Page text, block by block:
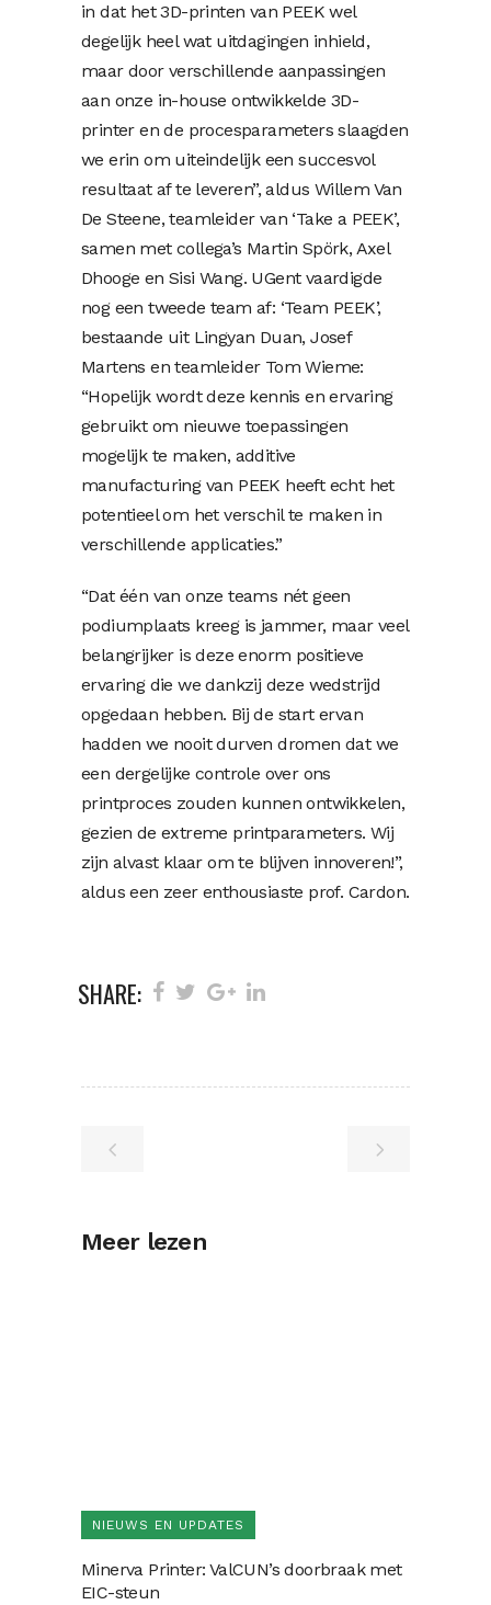
in dat het 3D-printen van PEEK wel
degelijk heel wat uitdagingen inhield,
maar door verschillende aanpassingen
aan onze in-house ontwikkelde 3D-
printer en de procesparameters slaagden
we erin om uiteindelijk een succesvol
resultaat af te leveren”, aldus Willem Van
De Steene, teamleider van ‘Take a PEEK’,
samen met collega’s Martin Spörk, Axel
Dhooge en Sisi Wang. UGent vaardigde
nog een tweede team af: ‘Team PEEK’,
bestaande uit Lingyan Duan, Josef
Martens en teamleider Tom Wieme:
“Hopelijk wordt deze kennis en ervaring
gebruikt om nieuwe toepassingen
mogelijk te maken, additive
manufacturing van PEEK heeft echt het
potentieel om het verschil te maken in
verschillende applicaties.”
“Dat één van onze teams nét geen
podiumplaats kreeg is jammer, maar veel
belangrijker is deze enorm positieve
ervaring die we dankzij deze wedstrijd
opgedaan hebben. Bij de start ervan
hadden we nooit durven dromen dat we
een dergelijke controle over ons
printproces zouden kunnen ontwikkelen,
gezien de extreme printparameters. Wij
zijn alvast klaar om te blijven innoveren!”,
aldus een zeer enthousiaste prof. Cardon.
SHARE:
Meer lezen
NIEUWS EN UPDATES
Minerva Printer: ValCUN’s doorbraak met
EIC-steun